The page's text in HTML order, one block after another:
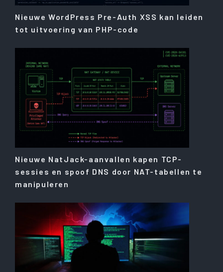
Nieuwe WordPress Pre-Auth XSS kan leiden
tot uitvoering van PHP-code
Nieuwe NatJack-aanvallen kapen TCP-
sessies en spoof DNS door NAT-tabellen te
manipuleren